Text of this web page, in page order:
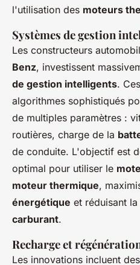
l'utilisation des moteurs
Systèmes de gestion
Les constructeurs
Benz, investissent
de gestion intelligents.
algorithmes sophistiqués
de multiples paramètres :
routières, charge de la
de conduite. L'objectif est
optimal pour utiliser le
moteur thermique,
énergétique et réduisant la
carburant.
Recharge et
Les innovations incluent